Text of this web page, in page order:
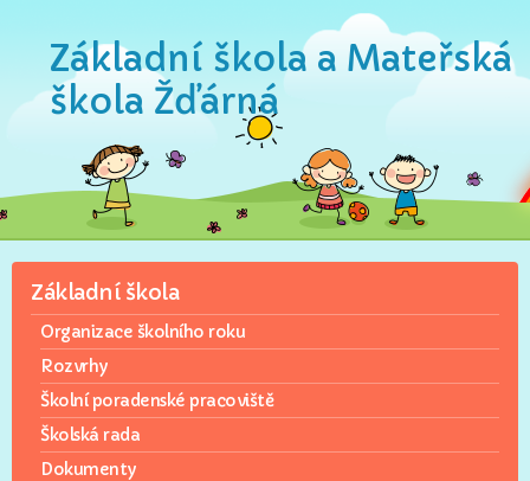
Základní škola a Mateřská
škola Žďárná
Základní škola
Organizace školního roku
Rozvrhy
Školní poradenské pracoviště
Školská rada
Dokumenty